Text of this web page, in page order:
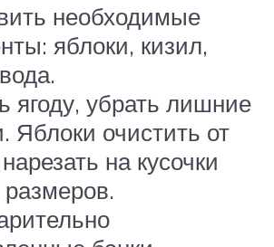
необходимые
яблоки, кизил,
ягоду, убрать лишние
Яблоки очистить от
на кусочки